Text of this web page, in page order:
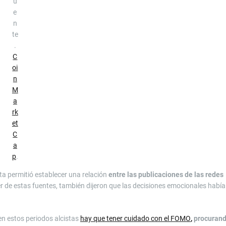
e
n
te
.
C
oi
n
M
a
rk
et
C
a
p.
permitió establecer una relación entre las publicaciones de las redes
de estas fuentes, también dijeron que las decisiones emocionales
estos periodos alcistas hay que tener cuidado con el FOMO,